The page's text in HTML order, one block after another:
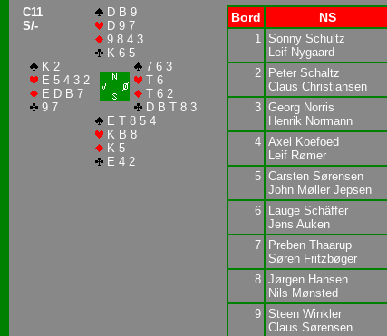
C11
S/-
D B 9
D 9 7
9 8 4 3
K 6 5
K 2
E 5 4 3 2
E D B 7
9 7
7 6 3
T 6
T 6 2
D B T 8 3
E T 8 5 4
K B 8
K 5
E 4 2
Bord NS
1 Sonny Schultz
Leif Nygaard
2
Peter Schaltz
Claus Christiansen
3 Georg Norris
Henrik Normann
4 Axel Koefoed
Leif Rømer
5 Carsten Sørensen
John Møller Jepsen
6
Lauge Schäffer
Jens Auken
7
Preben Thaarup
Søren Fritzbøger
8 Jørgen Hansen
Nils Mønsted
9 Steen Winkler
Claus Sørensen